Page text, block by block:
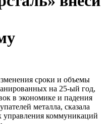
сроки и объемы
на 25-ый год,
в экономике и падения
металла, сказала
коммуникаций